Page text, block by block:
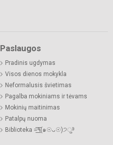
Paslaugos
Pradinis ugdymas
Visos dienos mokykla
Neformalusis švietimas
Pagalba mokiniams ir tėvams
Mokinių maitinimas
Patalpų nuoma
Biblioteka =͟͟͞͞٩(๑☉ᴗ☉)੭ु⁾⁾